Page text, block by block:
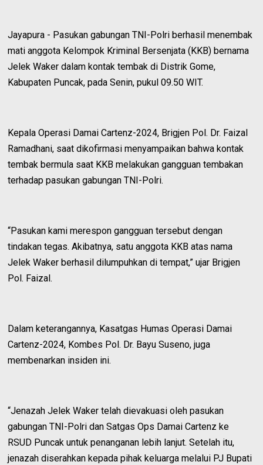
Jayapura - Pasukan gabungan TNI-Polri berhasil menembak
mati anggota Kelompok Kriminal Bersenjata (KKB) bernama
Jelek Waker dalam kontak tembak di Distrik Gome,
Kabupaten Puncak, pada Senin, pukul 09.50 WIT.
Kepala Operasi Damai Cartenz-2024, Brigjen Pol. Dr. Faizal
Ramadhani, saat dikofirmasi menyampaikan bahwa kontak
tembak bermula saat KKB melakukan gangguan tembakan
terhadap pasukan gabungan TNI-Polri.
“Pasukan kami merespon gangguan tersebut dengan
tindakan tegas. Akibatnya, satu anggota KKB atas nama
Jelek Waker berhasil dilumpuhkan di tempat,” ujar Brigjen
Pol. Faizal.
Dalam keterangannya, Kasatgas Humas Operasi Damai
Cartenz-2024, Kombes Pol. Dr. Bayu Suseno, juga
membenarkan insiden ini.
“Jenazah Jelek Waker telah dievakuasi oleh pasukan
gabungan TNI-Polri dan Satgas Ops Damai Cartenz ke
RSUD Puncak untuk penanganan lebih lanjut. Setelah itu,
jenazah diserahkan kepada pihak keluarga melalui PJ Bupati